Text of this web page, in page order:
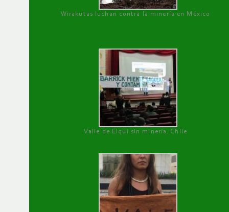
Wirakutas luchan contra la minería en México
Valle de Elqui sin minería. Chile